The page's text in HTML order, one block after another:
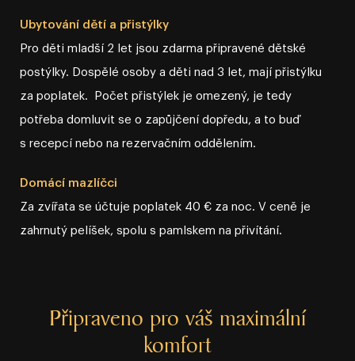
Ubytování dětí a přistýlky
Pro děti mladší 2 let jsou zdarma připravené dětské
postýlky. Dospělé osoby a děti nad 3 let, mají přistýlku
za poplatek. Počet přistýlek je omezený, je tedy
potřeba domluvit se o zapůjčení dopředu, a to buď
s recepcí nebo na rezervačním oddělením.
Domácí mazlíčci
Za zvířata se účtuje poplatek 40 € za noc. V ceně je
zahrnutý pelíšek, spolu s pamlskem na přivítání.
Připraveno pro váš maximální
komfort